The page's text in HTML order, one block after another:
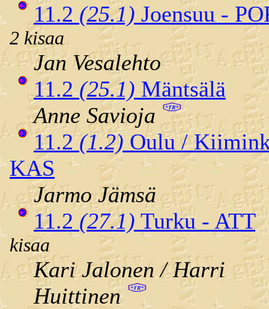
11.2 (25.1) Joensuu -
2 kisaa
Jan Vesalehto
11.2(25.1) Mäntsälä
Anne Savioja
11.2(1.2) Oulu /
KAS
Jarmo Jämsä
11.2 (27.1) Turku - ATT
kisaa
Kari Jalonen / Harri
Huittinen